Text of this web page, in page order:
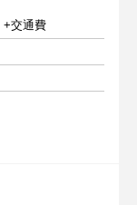
交通費